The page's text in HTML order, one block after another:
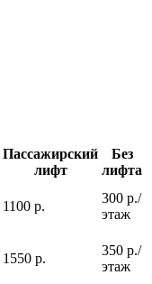
Пассажирский
лифт
Без
лифта
1100 р.
300 р./
этаж
1550 р.
350 р./
этаж